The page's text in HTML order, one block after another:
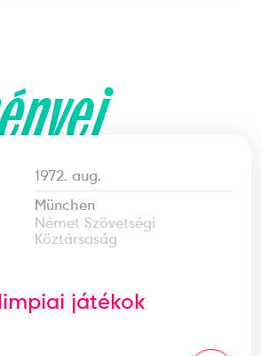
1972. aug.
München
Német Szövetségi
Köztársaság
játékok